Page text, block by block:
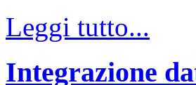
Leggi tutto...
Integrazione